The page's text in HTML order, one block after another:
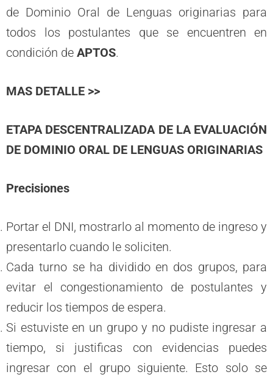
de Dominio Oral de Lenguas originarias para
todos los postulantes que se encuentren en
condición de APTOS.
MAS DETALLE >>
ETAPA DESCENTRALIZADA DE LA EVALUACIÓN
DE DOMINIO ORAL DE LENGUAS ORIGINARIAS
Precisiones
Portar el DNI, mostrarlo al momento de ingreso y
presentarlo cuando le soliciten.
Cada turno se ha dividido en dos grupos, para
evitar el congestionamiento de postulantes y
reducir los tiempos de espera.
Si estuviste en un grupo y no pudiste ingresar a
tiempo, si justificas con evidencias puedes
ingresar con el grupo siguiente. Esto solo se